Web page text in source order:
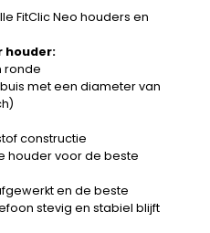
FitClic Neo houders en
houder:
ronde
met een diameter van
constructie
houder voor de beste
en de beste
stevig en stabiel blijft